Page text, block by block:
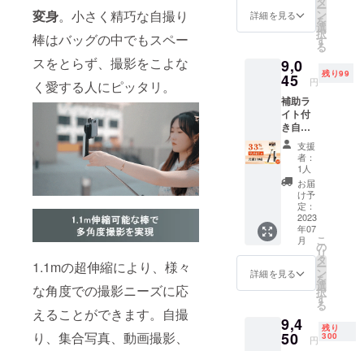
変身。小さく精巧な自撮り
棒はバッグの中でもスペー
スをとらず、撮影をこよな
く愛する人にピッタリ。
1.1mの超伸縮により、様々
な角度での撮影ニーズに応
えることができます。自撮
り、集合写真、動画撮影、
ブル*1
日本語
Bluetoo
thリモ
コン*1
詳細を見る ー
ン
を
選
択
す
る
9,0
45 円
残り99
補助ラ
イト付
き自撮
り棒
「TOK
L15」 2
セット
内容：
TOKQI
L15本体
*2 ケー
ブル*2
日本語
取扱説
thリモ
コン*2
支援
者：
1人
お届
け予
定：
2023
年07
月
詳細を見る
こ
の
リ
タ
ー
ン
を
選
択
す
る
9,4
50 円
残り
300